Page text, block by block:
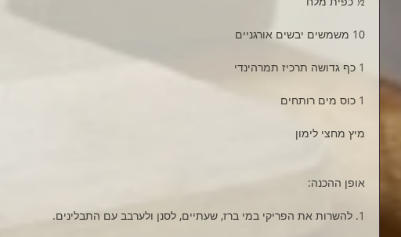
10 משמשים יבשים אורגניים
1 כף גדושה תרכיז תמרהינדי
1 כוס מים רותחים
מיץ מחצי לימון
אופן ההכנה:
1. להשרות את הפריקי במי ברז, שעתיים, לסנן ולערבב עם התבלינים.